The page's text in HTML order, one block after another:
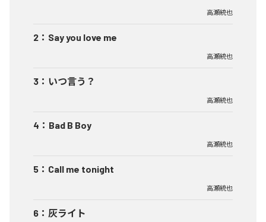
高瀬統也
2 ： Say you love me
高瀬統也
3 ： いつ言う？
高瀬統也
4 ： Bad B Boy
高瀬統也
5 ： Call me tonight
高瀬統也
6 ： 灰ライト